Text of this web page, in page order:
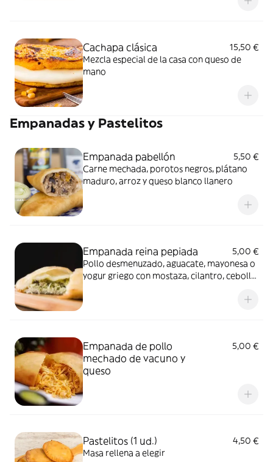
Cachapa clásica
15,50 €
Mezcla especial de la casa con queso de
mano
Empanadas y Pastelitos
Empanada pabellón
5,50 €
Carne mechada, porotos negros, plátano
maduro, arroz y queso blanco llanero
Empanada reina pepiada
5,00 €
Pollo desmenuzado, aguacate, mayonesa o
yogur griego con mostaza, cilantro, cebolla
Empanada de pollo
mechado de vacuno y
queso
5,00 €
Pastelitos (1 ud.)
4,50 €
Masa rellena a elegir